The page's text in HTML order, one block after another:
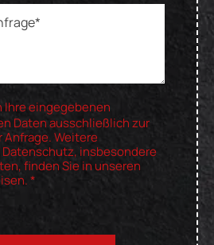
Ihre eingegebenen
Daten ausschließlich zur
Weitere
insbesondere
finden Sie in unseren
*